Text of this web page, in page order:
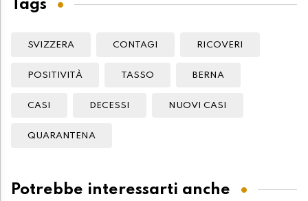
Tags
SVIZZERA CONTAGI RICOVERI
POSITIVITÀ TASSO BERNA
CASI DECESSI NUOVI CASI
QUARANTENA
Potrebbe interessarti anche